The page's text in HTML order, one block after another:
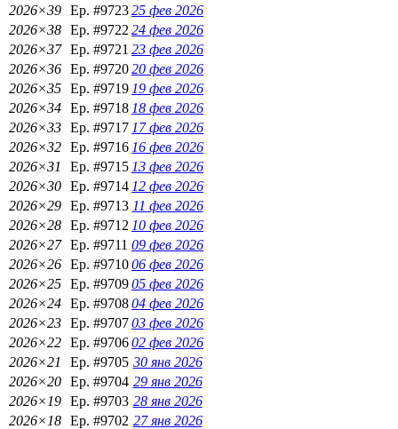
2026×39 Ep. #972325 фев 2026
2026×38 Ep. #9722 24 фев 2026
2026×37 Ep. #9721 23 фев 2026
2026×36 Ep. #972020 фев 2026
2026×35 Ep. #9719 19 фев 2026
2026×34 Ep. #9718 18 фев 2026
2026×33 Ep. #9717 17 фев 2026
2026×32 Ep. #9716 16 фев 2026
2026×31
Ep. #9715 13 фев 2026
2026×30 Ep. #9714 12 фев 2026
2026×29 Ep. #9713 11 фев 2026
2026×28 Ep. #9712 10 фев 2026
2026×27 Ep. #9711 09 фев 2026
2026×26 Ep. #971006 фев 2026
2026×25 Ep. #970905 фев 2026
2026×24 Ep. #970804 фев 2026
2026×23 Ep. #970703 фев 2026
2026×22 Ep. #970602 фев 2026
2026×21
Ep. #9705 30 янв 2026
2026×20 Ep. #9704 29 янв 2026
2026×19 Ep. #9703 28 янв 2026
2026×18 Ep. #9702 27 янв 2026